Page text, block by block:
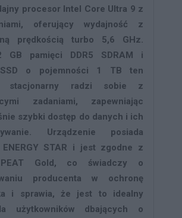
procesor Intel Core Ultra 9 z
oferujący wydajność z
prędkością turbo 5,6 GHz.
GB pamięci DDR5 SDRAM i
o pojemności 1 TB ten
stacjonarny radzi sobie z
zadaniami, zapewniając
szybki dostęp do danych i ich
Urządzenie posiada
STAR i jest zgodne z
Gold, co świadczy o
producenta w ochronę
i sprawia, że jest to idealny
użytkowników dbających o